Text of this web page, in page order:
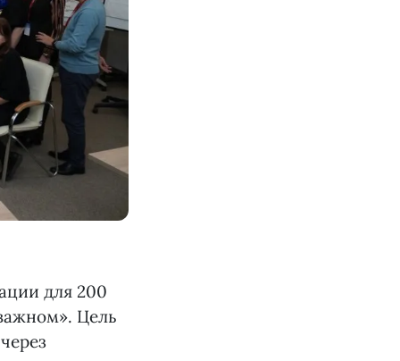
для 200
Цель